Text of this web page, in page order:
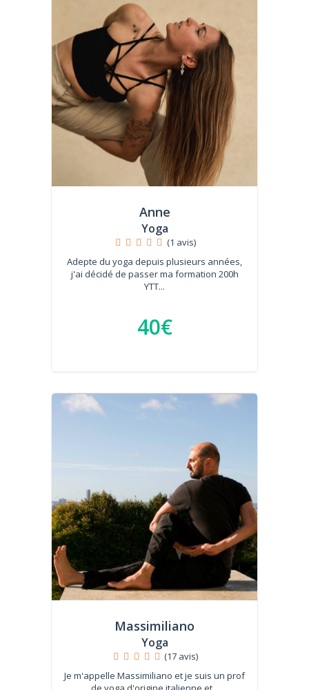
Anne
Yoga
(1 avis)
Adepte du yoga depuis plusieurs années,
j'ai décidé de passer ma formation 200h
YTT...
40€
Massimiliano
Yoga
(17 avis)
Je m'appelle Massimiliano et je suis un prof